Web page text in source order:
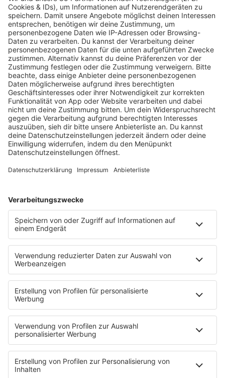
KW30 Album der Woche
SONNY FODERA “CAN WE DO IT
ALL AGAIN?”
Mit seinem sechsten Studioalbum präsentiert
Sonny Fodera ein Meisterwerk aus fünf Jahren
kreativer Arbeit – ein Zeugnis dafür, dass seine
HOME
PROGRAMM
Sendeplan
DJs
Playlist
Streams